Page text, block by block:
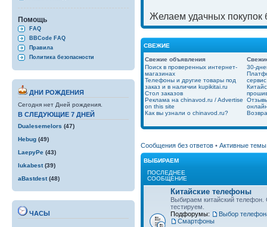
Помощь
FAQ
BBCode FAQ
Правила
Политика безопасности
ДНИ РОЖДЕНИЯ
Сегодня нет Дней рождения.
В СЛЕДУЮЩИЕ 7 ДНЕЙ
Dualesemelors (47)
Hebug (49)
LaepyPe (43)
lukabest(39)
aBastdest(48)
ЧАСЫ
Желаем удачных покупок
СВЕЖИЕ
Свежие объявления
Поиск в проверенных интернет-
магазинах
Телефоны и другие товары под
заказ и в наличии kupikitai.ru
Стол заказов
Реклама на chinavod.ru / Advertise
on this site
Как вы узнали о chinavod.ru?
30-
Сообщения без ответов • Активные темы
ВЫБИРАЕМ
ПОСЛЕДНЕЕ
СООБЩЕНИЕ
Китайские телефоны
Выбираем китайский телефон.
тестируем.
Подфорумы:
Выбор
Смартфоны